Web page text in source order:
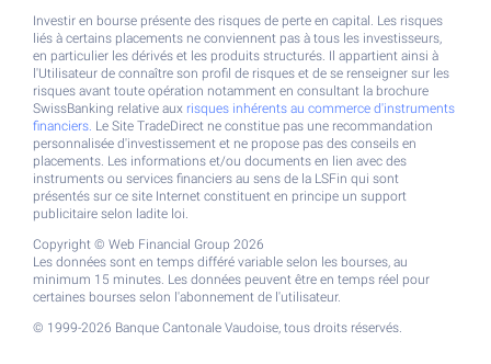
Investir en bourse présente des risques de perte en capital. Les risques
liés à certains placements ne conviennent pas à tous les investisseurs,
en particulier les dérivés et les produits structurés. Il appartient ainsi à
l'Utilisateur de connaître son profil de risques et de se renseigner sur les
risques avant toute opération notamment en consultant la brochure
SwissBanking relative aux risques inhérents au commerce d'instruments
financiers. Le Site TradeDirect ne constitue pas une recommandation
personnalisée d'investissement et ne propose pas des conseils en
placements. Les informations et/ou documents en lien avec des
instruments ou services financiers au sens de la LSFin qui sont
présentés sur ce site Internet constituent en principe un support
publicitaire selon ladite loi.
Copyright © Web Financial Group 2026
Les données sont en temps différé variable selon les bourses, au
minimum 15 minutes. Les données peuvent être en temps réel pour
certaines bourses selon l'abonnement de l'utilisateur.
© 1999-2026 Banque Cantonale Vaudoise, tous droits réservés.